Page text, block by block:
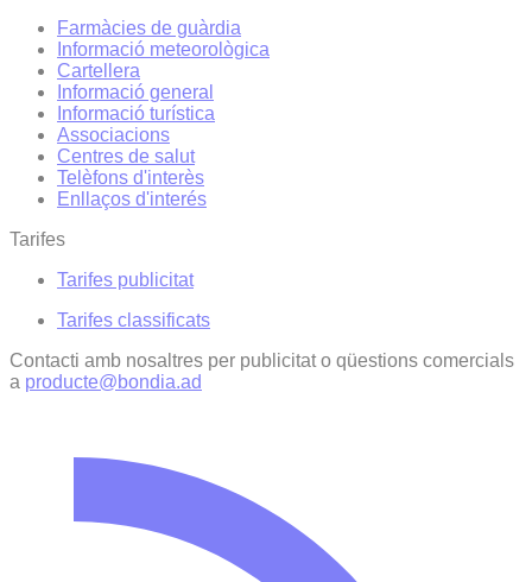
Farmàcies de guàrdia
Informació meteorològica
Cartellera
Informació general
Informació turística
Associacions
Centres de salut
Telèfons d'interès
Enllaços d'interés
Tarifes
Tarifes publicitat
Tarifes classificats
Contacti amb nosaltres per publicitat o qüestions comercials
a producte@bondia.ad